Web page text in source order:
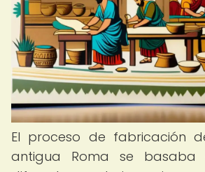
El proceso de fabricación
antigua Roma se